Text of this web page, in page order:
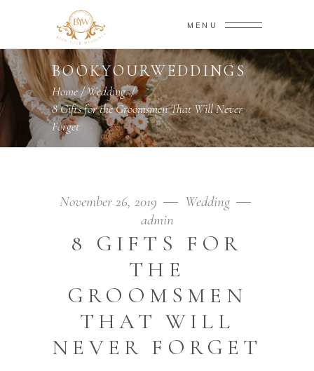
MENU
BOOKYOURWEDDINGS
Home/Wedding/
8 Gifts for the Groomsmen That Will Never
Forget
November 26, 2019
Wedding
admin
8 GIFTS FOR
THE
GROOMSMEN
THAT WILL
NEVER FORGET